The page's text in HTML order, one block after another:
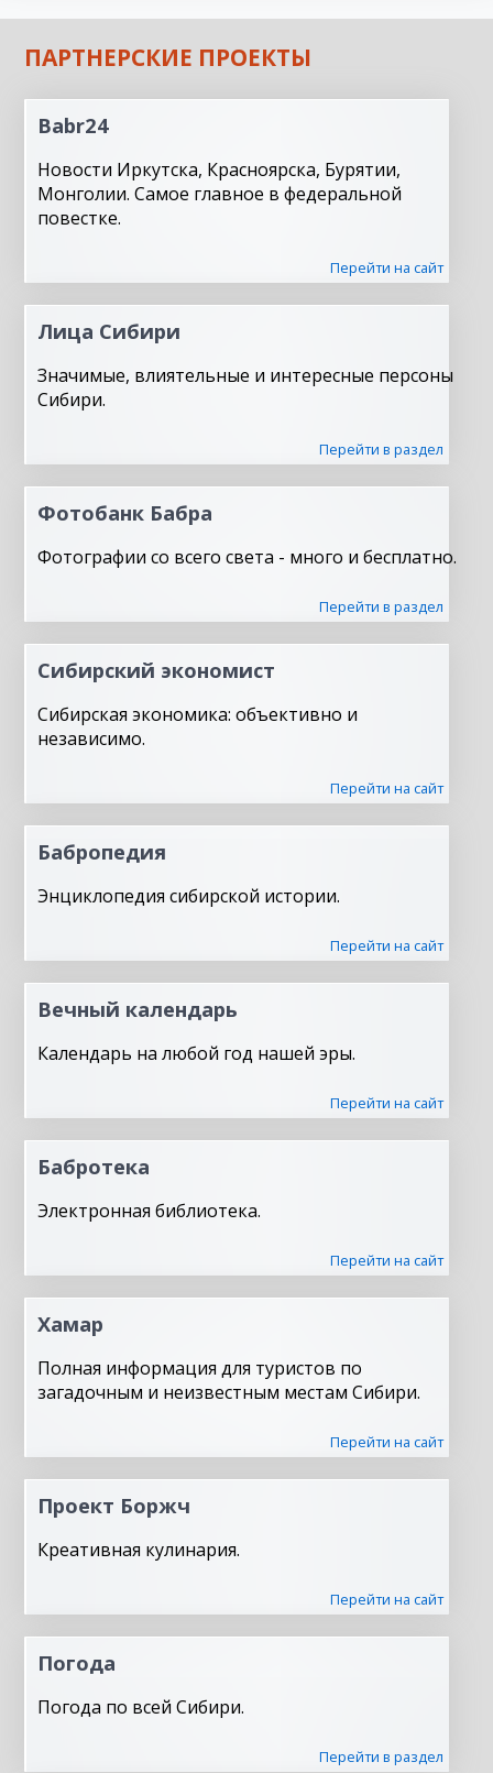
ПАРТНЕРСКИЕ ПРОЕКТЫ
Babr24
Новости Иркутска, Красноярска, Бурятии,
Монголии. Самое главное в федеральной
повестке.
Перейти на сайт
Лица Сибири
Значимые, влиятельные и интересные персоны
Сибири.
Перейти в раздел
Фотобанк Бабра
Фотографии со всего света - много и бесплатно.
Перейти в раздел
Сибирский экономист
Сибирская экономика: объективно и
независимо.
Перейти на сайт
Бабропедия
Энциклопедия сибирской истории.
Перейти на сайт
Вечный календарь
Календарь на любой год нашей эры.
Перейти на сайт
Бабротека
Электронная библиотека.
Перейти на сайт
Хамар
Полная информация для туристов по
загадочным и неизвестным местам Сибири.
Перейти на сайт
Проект Боржч
Креативная кулинария.
Перейти на сайт
Погода
Погода по всей Сибири.
Перейти в раздел